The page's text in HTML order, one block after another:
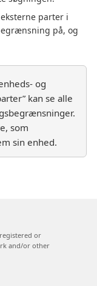
parter i
på, og
og
kan se alle
som
sin enhed.
or
and/or other